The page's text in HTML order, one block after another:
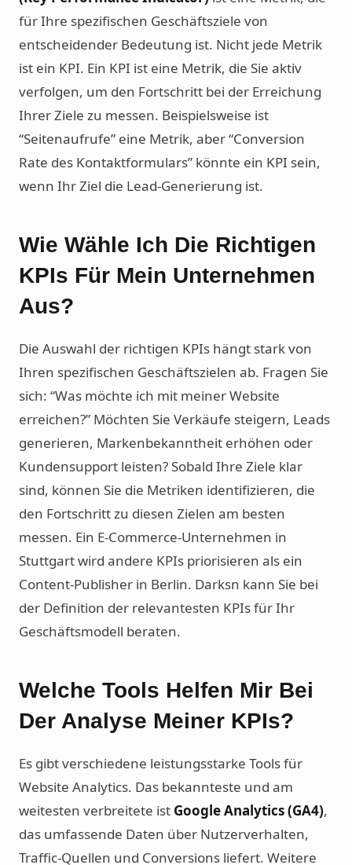
für Ihre spezifischen Geschäftsziele von
entscheidender Bedeutung ist. Nicht jede Metrik
ist ein KPI. Ein KPI ist eine Metrik, die Sie aktiv
verfolgen, um den Fortschritt bei der Erreichung
Ihrer Ziele zu messen. Beispielsweise ist
“Seitenaufrufe” eine Metrik, aber “Conversion
Rate des Kontaktformulars” könnte ein KPI sein,
wenn Ihr Ziel die Lead-Generierung ist.
Wie Wähle Ich Die Richtigen
KPIs Für Mein Unternehmen
Aus?
Die Auswahl der richtigen KPIs hängt stark von
Ihren spezifischen Geschäftszielen ab. Fragen Sie
sich: “Was möchte ich mit meiner Website
erreichen?” Möchten Sie Verkäufe steigern, Leads
generieren, Markenbekanntheit erhöhen oder
Kundensupport leisten? Sobald Ihre Ziele klar
sind, können Sie die Metriken identifizieren, die
den Fortschritt zu diesen Zielen am besten
messen. Ein E-Commerce-Unternehmen in
Stuttgart wird andere KPIs priorisieren als ein
Content-Publisher in Berlin. Darksn kann Sie bei
der Definition der relevantesten KPIs für Ihr
Geschäftsmodell beraten.
Welche Tools Helfen Mir Bei
Der Analyse Meiner KPIs?
Es gibt verschiedene leistungsstarke Tools für
Website Analytics. Das bekannteste und am
weitesten verbreitete ist Google Analytics (GA4),
das umfassende Daten über Nutzerverhalten,
Traffic-Quellen und Conversions liefert. Weitere